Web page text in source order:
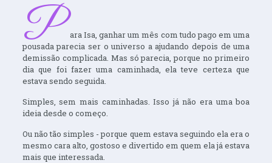
P ara Isa, ganhar um mês com tudo pago em uma
pousada parecia ser o universo a ajudando depois de uma
demissão complicada. Mas só parecia, porque no primeiro
dia que foi fazer uma caminhada, ela teve certeza que
estava sendo seguida.
Simples, sem mais caminhadas. Isso já não era uma boa
ideia desde o começo.
Ou não tão simples - porque quem estava seguindo ela era o
mesmo cara alto, gostoso e divertido em quem ela já estava
mais que interessada.